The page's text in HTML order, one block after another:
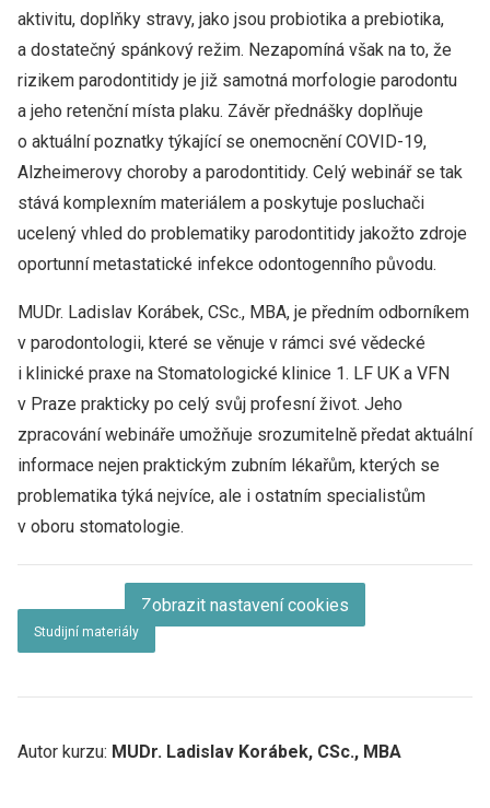
aktivitu, doplňky stravy, jako jsou probiotika a prebiotika,
a dostatečný spánkový režim. Nezapomíná však na to, že
rizikem parodontitidy je již samotná morfologie parodontu
a jeho retenční místa plaku. Závěr přednášky doplňuje
o aktuální poznatky týkající se onemocnění COVID-19,
Alzheimerovy choroby a parodontitidy. Celý webinář se tak
stává komplexním materiálem a poskytuje posluchači
ucelený vhled do problematiky parodontitidy jakožto zdroje
oportunní metastatické infekce odontogenního původu.
MUDr. Ladislav Korábek, CSc., MBA, je předním odborníkem
v parodontologii, které se věnuje v rámci své vědecké
i klinické praxe na Stomatologické klinice 1. LF UK a VFN
v Praze prakticky po celý svůj profesní život. Jeho
zpracování webináře umožňuje srozumitelně předat aktuální
informace nejen praktickým zubním lékařům, kterých se
problematika týká nejvíce, ale i ostatním specialistům
v oboru stomatologie.
Zobrazit nastavení cookies
Studijní materiály
Autor kurzu: MUDr. Ladislav Korábek, CSc., MBA